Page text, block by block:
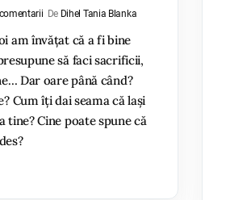
De Dihel Tania Blanka
am învățat că a fi bine
să faci sacrificii,
Dar oare până când?
Cum îți dai seama că lași
tine? Cine poate spune că